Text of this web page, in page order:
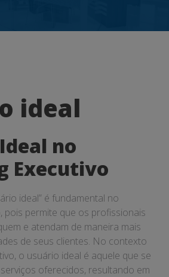
ideal
no
Executivo
ideal” é fundamental no
pois permite que os profissionais
e atendam de maneira mais
de seus clientes. No contexto
o usuário ideal é aquele que se
oferecidos, resultando em